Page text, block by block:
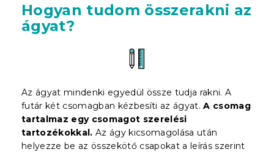
Hogyan tudom összerakni az
ágyat?
Az ágyat mindenki egyedül össze tudja rakni. A
futár két csomagban kézbesíti az ágyat.A csomag
tartalmaz egy csomagot szerelési
tartozékokkal. Az ágy kicsomagolása után
helyezze be az összekötő csapokat a leírás szerint